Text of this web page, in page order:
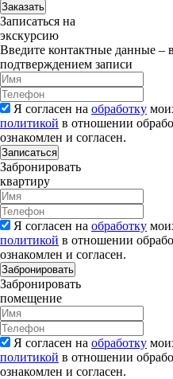
Заказать
Записаться на
экскурсию
Введите контактные данные –
подтверждением записи
Я согласен на обработку
политикой в отношении
ознакомлен и согласен.
Записаться
Забронировать
квартиру
Я согласен на обработку
политикой в отношении
ознакомлен и согласен.
Забронировать
Забронировать
помещение
Я согласен на обработку
политикой в отношении
ознакомлен и согласен.